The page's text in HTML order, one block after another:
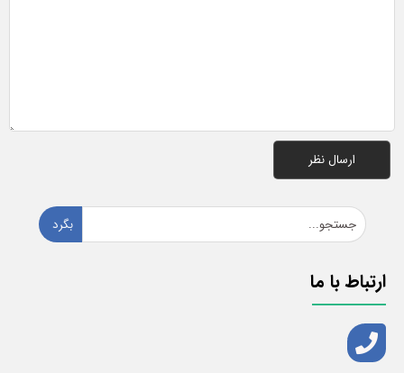
بگرد
ارتباط با ما